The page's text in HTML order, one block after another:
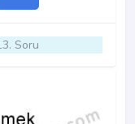
Soru